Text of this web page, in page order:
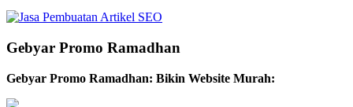
Gebyar Promo Ramadhan
Gebyar Promo Ramadhan: Bikin Website Murah: